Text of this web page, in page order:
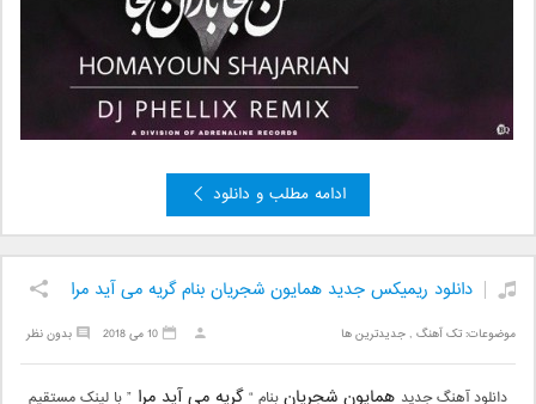
ادامه مطلب و دانلود
دانلود ریمیکس جدید همایون شجریان بنام گریه می آید مرا
موضوعات:تک آهنگ ,جدیدترین ها بدون نظر 10 می 2018
دانلود آهنگ جدید همایون شجریانبنام “گریه می آید مرا ” با لینک مستقیم